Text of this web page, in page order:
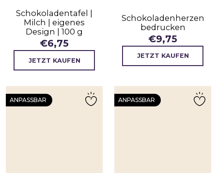
Schokoladentafel |
Milch | eigenes
Design | 100 g
€6,75
JETZT KAUFEN
Schokoladenherzen
bedrucken
€9,75
JETZT KAUFEN
ANPASSBAR ANPASSBAR